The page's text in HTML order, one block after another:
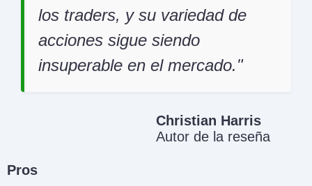
los traders, y su variedad de
acciones sigue siendo
insuperable en el mercado.
Christian Harris
Autor de la reseña
Pros